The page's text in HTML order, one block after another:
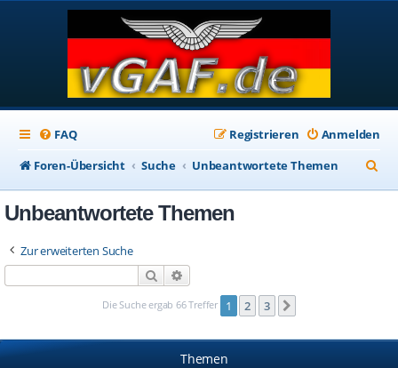
FAQ Anmelden
Registrieren
Foren-Übersicht
Suche Unbeantwortete Themen
u
Unbeantwortete Themen
Zur erweiterten Suche
Suche
Die Suche ergab 66 Treffer 1 2 3
Themen